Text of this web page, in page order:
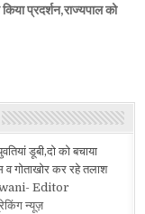
प्रदर्शन,राज्यपाल को
डूबी,दो को बचाया
व गोताखोर कर रहे तलाश
Editor
न्यूज़